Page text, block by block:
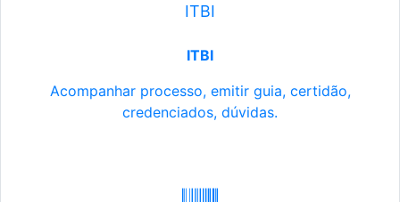
ITBI
ITBI
Acompanhar processo, emitir guia, certidão,
credenciados, dúvidas.